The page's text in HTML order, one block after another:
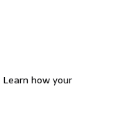
Learn how your